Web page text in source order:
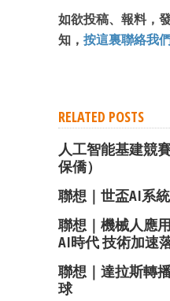
如欲投稿、報料，
知， 按這裏聯絡我們
RELATED POSTS
人工智能基建競
保僑）
聯想｜世盃AI系
聯想｜機械人應
AI時代 技術加速
聯想｜達拉斯轉
球